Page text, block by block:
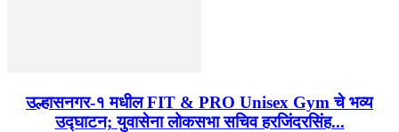
उल्हासनगर-१ मधील FIT & PRO Unisex Gym चे भव्य
उद्घाटन; युवासेना लोकसभा सचिव हरजिंदरसिंह...